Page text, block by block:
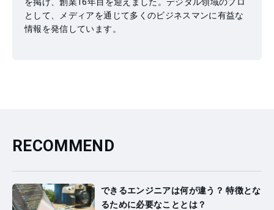
として、メディアを通じて多くのビジネスマンに有益な
情報を発信しています。
RECOMMEND
できるエンジニアは何が違う？ 特徴とな
るために必要なこととは？